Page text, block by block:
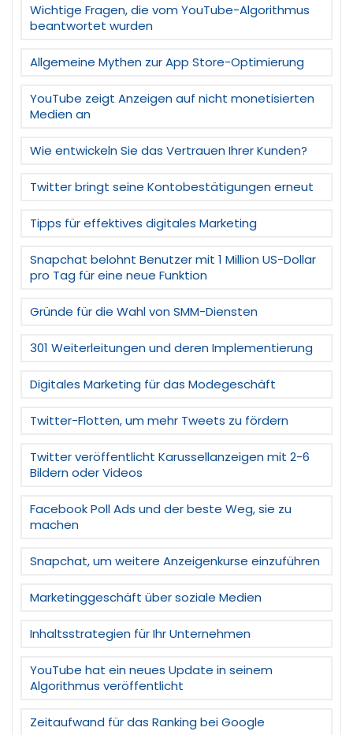
Wichtige Fragen, die vom YouTube-Algorithmus
beantwortet wurden
Allgemeine Mythen zur App Store-Optimierung
YouTube zeigt Anzeigen auf nicht monetisierten
Medien an
Wie entwickeln Sie das Vertrauen Ihrer Kunden?
Twitter bringt seine Kontobestätigungen erneut
Tipps für effektives digitales Marketing
Snapchat belohnt Benutzer mit 1 Million US-Dollar
pro Tag für eine neue Funktion
Gründe für die Wahl von SMM-Diensten
301 Weiterleitungen und deren Implementierung
Digitales Marketing für das Modegeschäft
Twitter-Flotten, um mehr Tweets zu fördern
Twitter veröffentlicht Karussellanzeigen mit 2-6
Bildern oder Videos
Facebook Poll Ads und der beste Weg, sie zu
machen
Snapchat, um weitere Anzeigenkurse einzuführen
Marketinggeschäft über soziale Medien
Inhaltsstrategien für Ihr Unternehmen
YouTube hat ein neues Update in seinem
Algorithmus veröffentlicht
Zeitaufwand für das Ranking bei Google